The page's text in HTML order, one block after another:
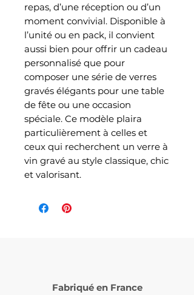
repas, d’une réception ou d’un
moment convivial. Disponible à
l’unité ou en pack, il convient
aussi bien pour offrir un cadeau
personnalisé que pour
composer une série de verres
gravés élégants pour une table
de fête ou une occasion
spéciale. Ce modèle plaira
particulièrement à celles et
ceux qui recherchent un verre à
vin gravé au style classique, chic
et valorisant.
Fabriqué en France